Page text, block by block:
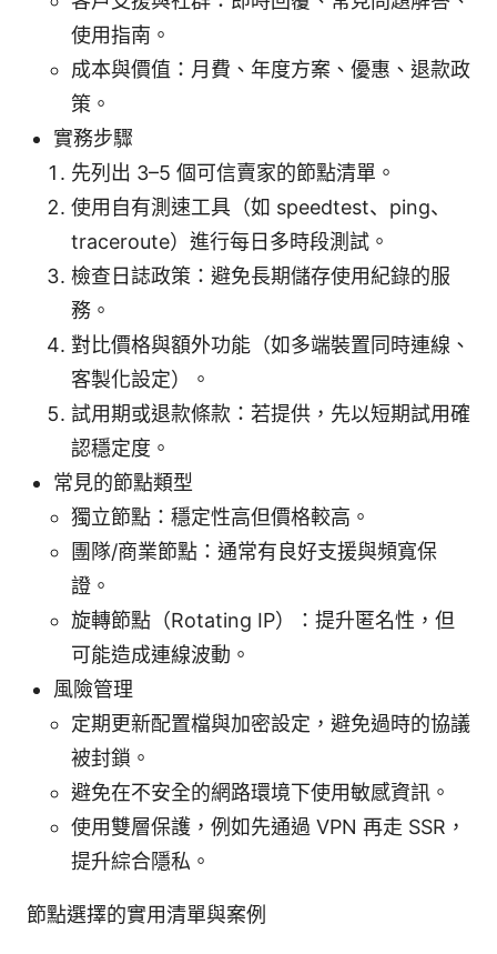
使用指南。
成本與價值：月費、年度方案、優惠、退款政
策。
實務步驟
先列出 3–5 個可信賣家的節點清單。
使用自有測速工具（如 speedtest、ping、
traceroute）進行每日多時段測試。
檢查日誌政策：避免長期儲存使用紀錄的服
務。
對比價格與額外功能（如多端裝置同時連線、
客製化設定）。
試用期或退款條款：若提供，先以短期試用確
認穩定度。
常見的節點類型
獨立節點：穩定性高但價格較高。
團隊/商業節點：通常有良好支援與頻寬保
證。
旋轉節點（Rotating IP）：提升匿名性，但
可能造成連線波動。
風險管理
定期更新配置檔與加密設定，避免過時的協議
被封鎖。
避免在不安全的網路環境下使用敏感資訊。
使用雙層保護，例如先通過 VPN 再走 SSR，
提升綜合隱私。
節點選擇的實用清單與案例